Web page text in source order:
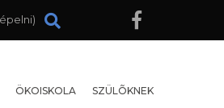
ÖKOISKOLA SZÜLÕKNEK